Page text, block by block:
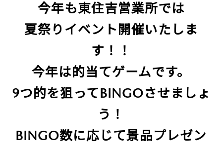
今年も東住吉営業所では
夏祭りイベント開催いたしま
す！！
今年は的当てゲームです。
9つ的を狙ってBINGOさせましょ
う！
BINGO数に応じて景品プレゼン